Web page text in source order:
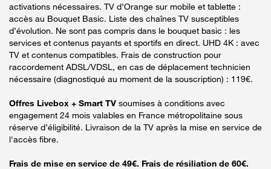
activations nécessaires. TV d’Orange sur mobile et tablette :
accès au Bouquet Basic. Liste des chaînes TV susceptibles
d’évolution. Ne sont pas compris dans le bouquet basic : les
services et contenus payants et sportifs en direct. UHD 4K : avec
TV et contenus compatibles. Frais de construction pour
raccordement ADSL/VDSL, en cas de déplacement technicien
nécessaire (diagnostiqué au moment de la souscription) : 119€.
Offres Livebox + Smart TV soumises à conditions avec
engagement 24 mois valables en France métropolitaine sous
réserve d’éligibilité. Livraison de la TV après la mise en service de
l'accès fibre.
Frais de mise en service de 49€. Frais de résiliation de 60€.